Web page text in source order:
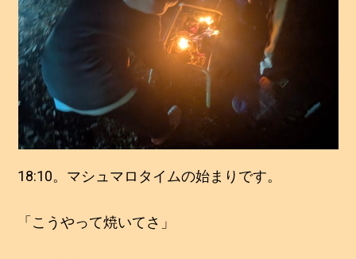
18:10。マシュマロタイムの始まりです。
「こうやって焼いてさ」